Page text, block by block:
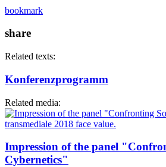
bookmark
share
Related texts:
Konferenzprogramm
Related media:
Impression of the panel
Cybernetics"